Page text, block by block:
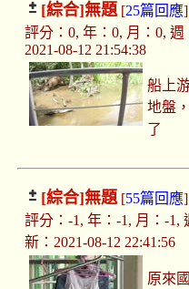
[綜合]無題[25篇回應]
評分：0, 年：0, 月：0, 週
2021-08-12 21:54:38
船上
地盤
了
[綜合]無題[55篇回應]
評分：-1, 年：-1, 月：-1,
新：2021-08-12 22:41:56
原來